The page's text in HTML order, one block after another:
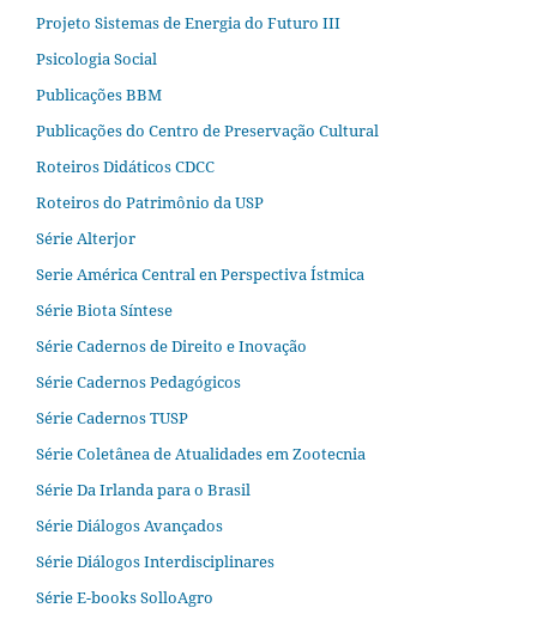
Projeto Sistemas de Energia do Futuro III
Psicologia Social
Publicações BBM
Publicações do Centro de Preservação Cultural
Roteiros Didáticos CDCC
Roteiros do Patrimônio da USP
Série Alterjor
Serie América Central en Perspectiva Ístmica
Série Biota Síntese
Série Cadernos de Direito e Inovação
Série Cadernos Pedagógicos
Série Cadernos TUSP
Série Coletânea de Atualidades em Zootecnia
Série Da Irlanda para o Brasil
Série Diálogos Avançados
Série Diálogos Interdisciplinares
Série E-books SolloAgro